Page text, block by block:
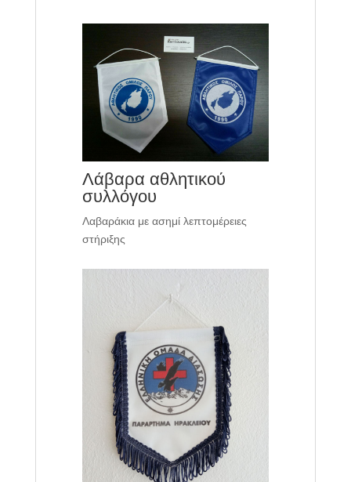
Λάβαρα αθλητικού
συλλόγου
Λαβαράκια με ασημί λεπτομέρειες
στήριξης